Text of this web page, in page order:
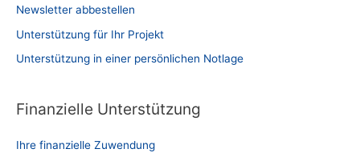
Newsletter abbestellen
Unterstützung für Ihr Projekt
Unterstützung in einer persönlichen Notlage
Finanzielle Unterstützung
Ihre finanzielle Zuwendung